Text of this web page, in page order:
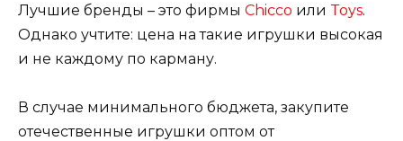
Лучшие бренды – это фирмы Chicco или Toys.
Однако учтите: цена на такие игрушки высокая
и не каждому по карману.
В случае минимального бюджета, закупите
отечественные игрушки оптом от